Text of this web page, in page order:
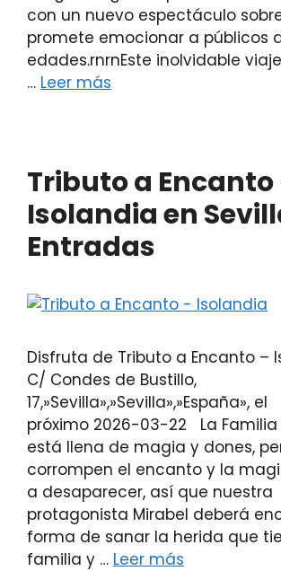
con un nuevo espectáculo
promete emocionar a públicos
edades.rnrnEste inolvidable
… Leer más
Tributo a Encanto
Isolandia en
Entradas
Disfruta de Tributo a Encanto –
C/ Condes de Bustillo,
17,»Sevilla»,»Sevilla»,»España», el
próximo 2026-03-22 La Familia
está llena de magia y dones,
corrompen el encanto y la
a desaparecer, así que nuestra
protagonista Mirabel deberá
forma de sanar la herida que
familia y … Leer más